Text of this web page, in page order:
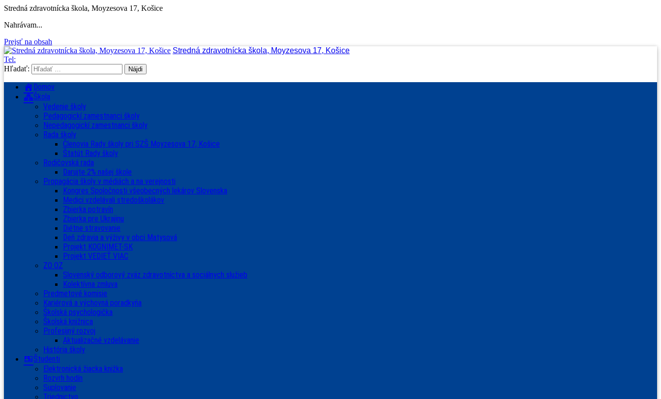
Stredná zdravotnícka škola, Moyzesova 17, Košice
Nahrávam...
Prejsť na obsah
Stredná zdravotnícka škola, Moyzesova 17, Košice
Tel:
Hľadať:
Domov
Škola
Vedenie školy
Pedagogickí zamestnanci školy
Nepedagogickí zamestnanci školy
Rada školy
Členovia Rady školy pri SZŠ Moyzesova 17, Košice
Štatút Rady školy
Rodičovská rada
Darujte 2% našej škole
Propagácia školy v médiách a na verejnosti
Kongres Spoločnosti všeobecných lekárov Slovenska
Medici vzdelávali stredoškolákov
Zbierka potravín
Zbierka pre Ukrajinu
Diétne stravovanie
Deň zdravia a výživy v obci Matysová
Projekt KOGNIMET-SK
Projekt VEDIEŤ VIAC
ZO OZ
Slovenský odborový zväz zdravotníctva a sociálnych služieb
Kolektívna zmluva
Predmetové komisie
Kariérová a výchovná poradkyňa
Školská psychologička
Školská knižnica
Profesijný rozvoj
Aktualizačné vzdelávanie
História školy
Študenti
Elektronická žiacka knižka
Rozvrh hodín
Suplovanie
Triednictvo